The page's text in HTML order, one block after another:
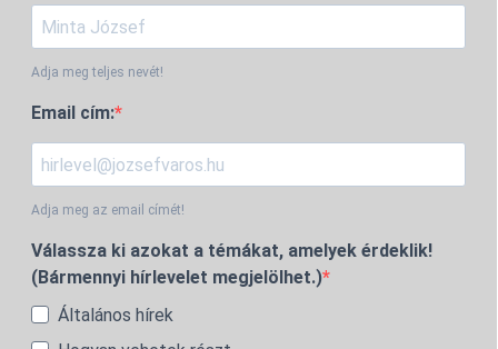
Adja meg teljes nevét!
Email cím:
Adja meg az email címét!
Válassza ki azokat a témákat, amelyek érdeklik!
(Bármennyi hírlevelet megjelölhet.)
Általános hírek